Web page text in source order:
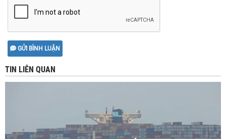
GỬI BÌNH LUẬN
TIN LIÊN QUAN